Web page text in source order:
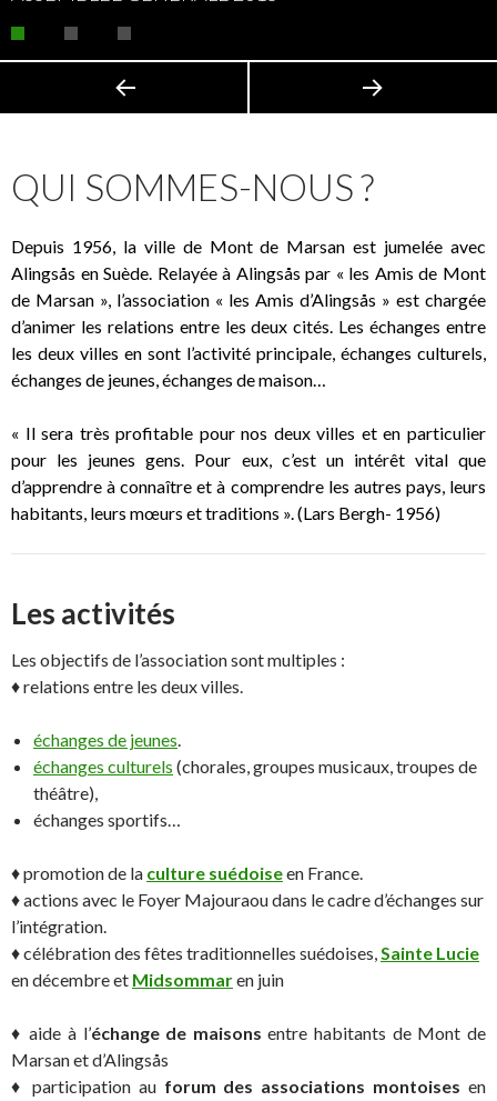
QUI SOMMES-NOUS ?
Depuis 1956, la ville de Mont de Marsan est jumelée avec
Alingsås en Suède. Relayée à Alingsås par « les Amis de Mont
de Marsan », l’association « les Amis d’Alingsås » est chargée
d’animer les relations entre les deux cités. Les échanges entre
les deux villes en sont l’activité principale, échanges culturels,
échanges de jeunes, échanges de maison…
« Il sera très profitable pour nos deux villes et en particulier
pour les jeunes gens. Pour eux, c’est un intérêt vital que
d’apprendre à connaître et à comprendre les autres pays, leurs
habitants, leurs mœurs et traditions ». (Lars Bergh- 1956)
Les activités
Les objectifs de l’association sont multiples :
♦ relations entre les deux villes.
échanges de jeunes.
échanges culturels (chorales, groupes musicaux, troupes de
théâtre),
échanges sportifs…
♦ promotion de la culture suédoiseen France.
♦ actions avec le Foyer Majouraou dans le cadre d’échanges sur
l’intégration.
♦ célébration des fêtes traditionnelles suédoises,Sainte Lucie
en décembre et Midsommaren juin
♦ aide à l’échange de maisons entre habitants de Mont de
Marsan et d’Alingsås
♦ participation au forum des associations montoises en